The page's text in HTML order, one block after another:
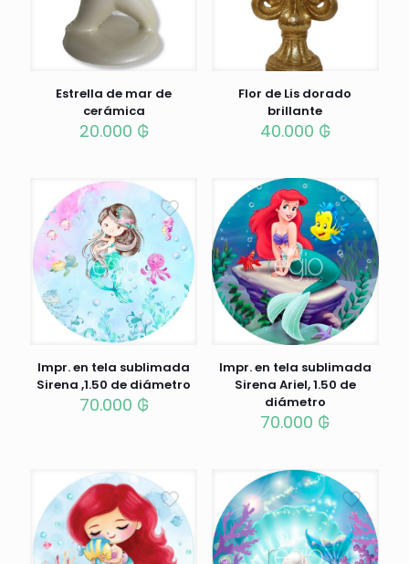
Estrella de mar de
cerámica
20.000 ₲
Flor de Lis dorado
brillante
40.000 ₲
Impr. en tela sublimada
Sirena ,1.50 de diámetro
70.000 ₲
Impr. en tela sublimada
Sirena Ariel, 1.50 de
diámetro
70.000 ₲